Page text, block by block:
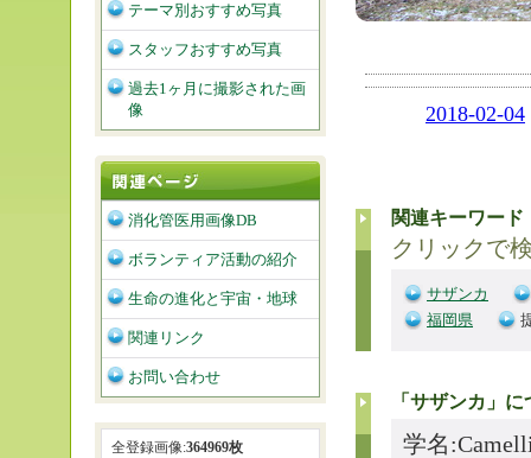
2018-02-04
関連キーワード
クリックで
サザンカ
福岡県
「サザンカ」
学名
テーマ別おすすめ写真
スタッフおすすめ写真
過去1ヶ月に撮影された画
像
消化管医用画像DB
ボランティア活動の紹介
生命の進化と宇宙・地球
関連リンク
お問い合わせ
全登録画像:364969枚